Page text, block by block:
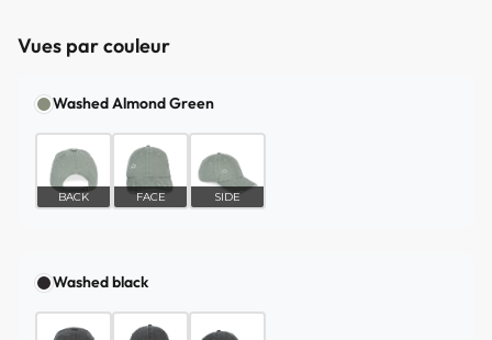
Vues par couleur
Washed Almond Green
BACK FACE SIDE
Washed black